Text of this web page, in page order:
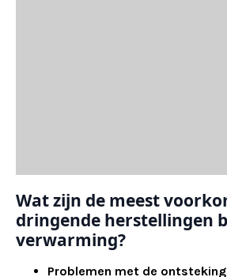
Wat zijn de meest
dringende herstellingen
verwarming?
Problemen met de